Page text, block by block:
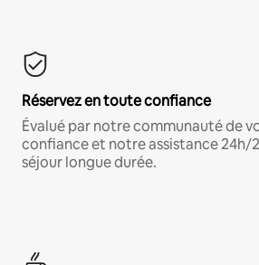
Réservez en toute confiance
Évalué par notre communauté de
confiance et notre assistance 24h/
séjour longue durée.